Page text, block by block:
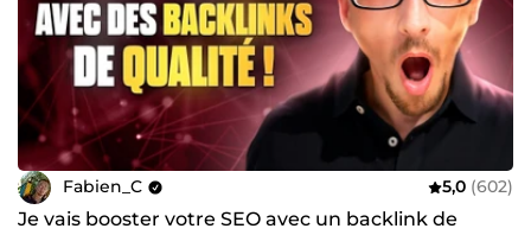
Fabien_C 5,0 (602)
Je vais booster votre SEO avec un backlink de